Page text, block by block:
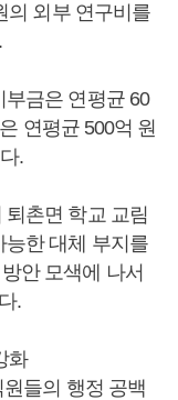
의 외부 연구비를
금은 연평균 60
연평균 500억 원
.
촌면 학교 교림
능한 대체 부지를
안 모색에 나서
.
화
들의 행정 공백